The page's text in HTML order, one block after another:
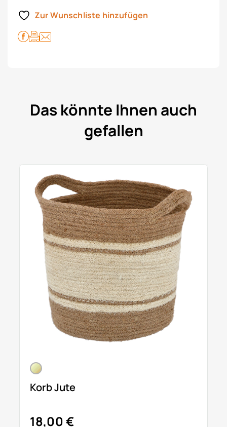
Zur Wunschliste hinzufügen
Das könnte Ihnen auch
gefallen
Korb Jute
18,00 €